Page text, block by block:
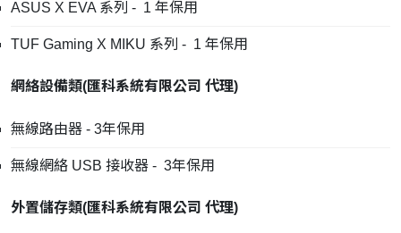
ASUS X EVA 系列 - 1 年保用
TUF Gaming X MIKU 系列 - 1 年保用
網絡設備類(匯科系統有限公司 代理)
無線路由器 - 3年保用
無線網絡 USB 接收器 - 3年保用
外置儲存類(匯科系統有限公司 代理)